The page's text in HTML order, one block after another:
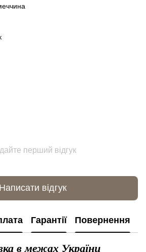
перший відгук
Написати відгук
Гарантії Повернення
в межах України